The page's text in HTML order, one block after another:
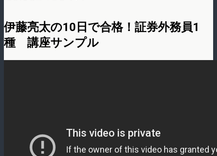
伊藤亮太の10日で合格！証券外務員1
種 講座サンプル